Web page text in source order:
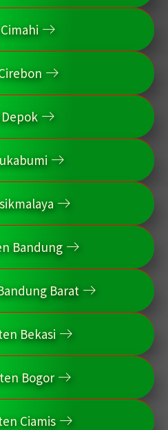
Bandung
Barat
Bekasi
Bogor
Ciamis